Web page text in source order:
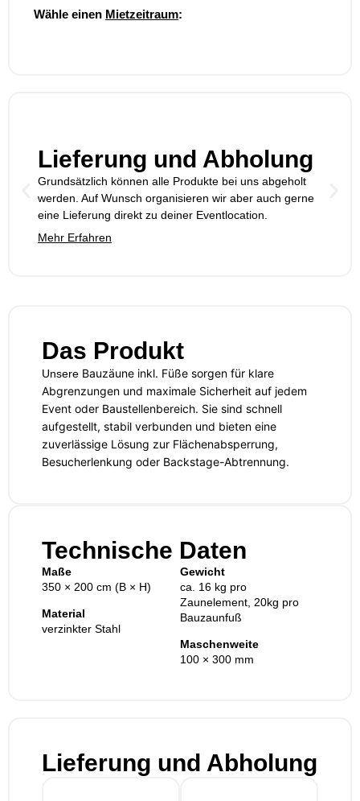
Wähle einen Mietzeitraum:
Lieferung und Abholung
Grundsätzlich können alle Produkte bei uns abgeholt
werden. Auf Wunsch organisieren wir aber auch gerne
eine Lieferung direkt zu deiner Eventlocation.
Mehr Erfahren
Das Produkt
Unsere Bauzäune inkl. Füße sorgen für klare
Abgrenzungen und maximale Sicherheit auf jedem
Event oder Baustellenbereich. Sie sind schnell
aufgestellt, stabil verbunden und bieten eine
zuverlässige Lösung zur Flächenabsperrung,
Besucherlenkung oder Backstage-Abtrennung.
Technische Daten
Maße
350 × 200 cm (B × H)
Material
verzinkter Stahl
Gewicht
ca. 16 kg pro
Zaunelement, 20kg pro
Bauzaunfuß
Maschenweite
100 × 300 mm
Lieferung und Abholung